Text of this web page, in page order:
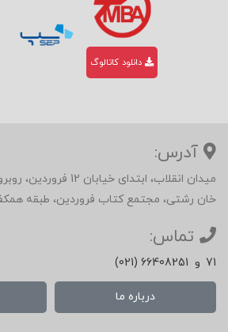
دانلود کاتالوگ
آدرس:
میدان انقلاب، ابتدای
خان رشتی، مجتمع کتاب فروردین، طبقه
تماس:
(021) 66408251 و 71
درباره ما